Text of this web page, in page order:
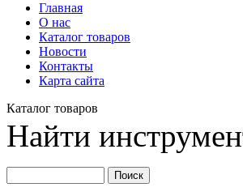
Главная
О нас
Каталог товаров
Новости
Контакты
Карта сайта
Каталог товаров
Найти